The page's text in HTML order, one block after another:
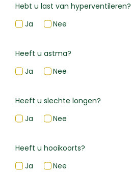
Hebt u last van hyperventileren?
Ja
Nee
Heeft u astma?
Ja
Nee
Heeft u slechte longen?
Ja
Nee
Heeft u hooikoorts?
Ja
Nee